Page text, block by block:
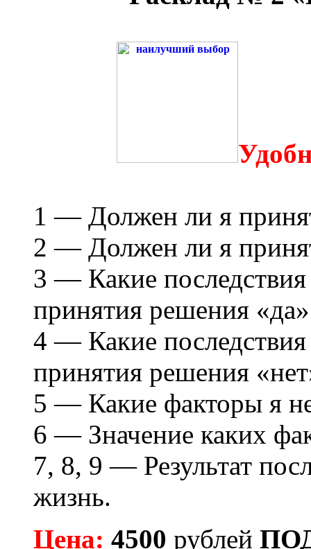
1 — Должен ли я
2 — Должен ли я
3 — Какие
принятия решения
4 — Какие
принятия решения
5 — Какие факторы я
6 — Значение каких
7, 8, 9 — Результат
жизнь.
Цена: 4500 рублей